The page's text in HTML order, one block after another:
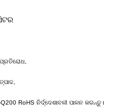
RoHS ନିର୍ଦ୍ଦେଶାବଳୀ ପାଳନ କରନ୍ତୁ।